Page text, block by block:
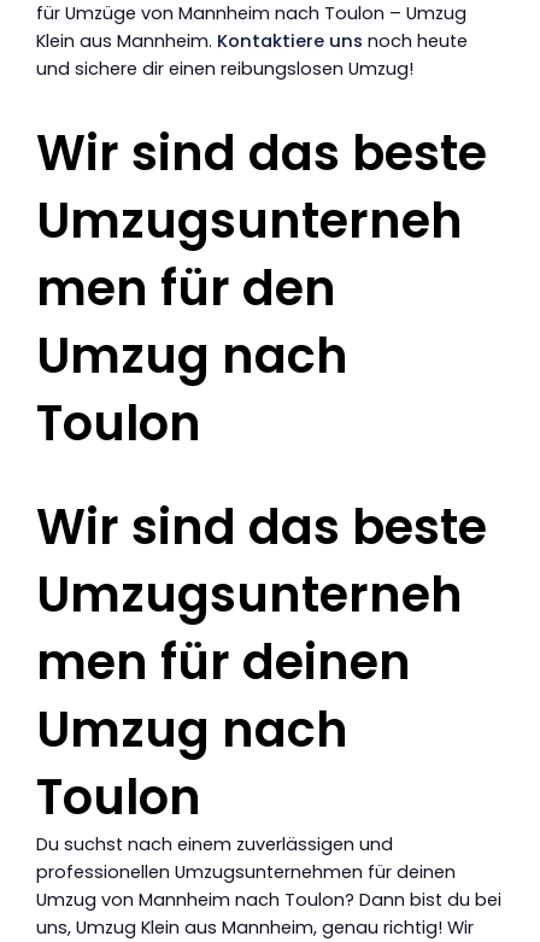
für Umzüge von Mannheim nach Toulon – Umzug
Klein aus Mannheim. Kontaktiere uns noch heute
und sichere dir einen reibungslosen Umzug!
Wir sind das beste
Umzugsunterneh
men für den
Umzug nach
Toulon
Wir sind das beste
Umzugsunterneh
men für deinen
Umzug nach
Toulon
Du suchst nach einem zuverlässigen und
professionellen Umzugsunternehmen für deinen
Umzug von Mannheim nach Toulon? Dann bist du bei
uns, Umzug Klein aus Mannheim, genau richtig! Wir